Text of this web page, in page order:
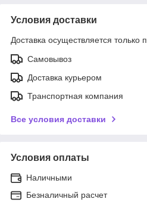
Условия доставки
Доставка осуществляется только
Самовывоз
Доставка курьером
Транспортная компания
Все условия доставки
Условия оплаты
Наличными
Безналичный расчет